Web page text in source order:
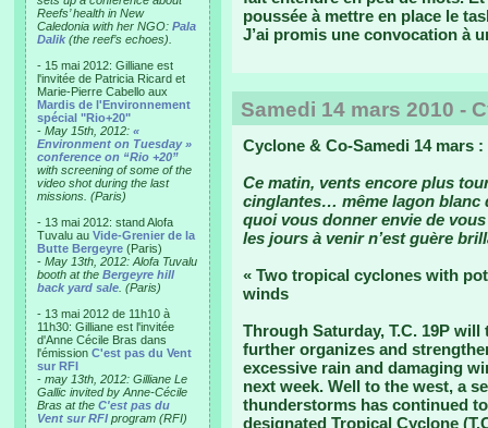
Reefs’ health in New
Caledonia with her NGO: Pala
Dalik (the reef’s echoes).
- 15 mai 2012: Gilliane est
l'invitée de Patricia Ricard et
Marie-Pierre Cabello aux
Mardis de l'Environnement
spécial "Rio+20"
- May 15th, 2012: «
Environment on Tuesday »
conference on “Rio +20”
with screening of some of the
video shot during the last
missions. (Paris)
- 13 mai 2012: stand Alofa
Tuvalu au Vide-Grenier de la
Butte Bergeyre (Paris)
- May 13th, 2012: Alofa Tuvalu
booth at the Bergeyre hill
back yard sale . (Paris)
- 13 mai 2012 de 11h10 à
11h30: Gilliane est l'invitée
d'Anne Cécile Bras dans
l'émission C'est pas du Vent
sur RFI
- may 13th, 2012: Gilliane Le
Gallic invited by Anne-Cécile
Bras at the C'est pas du
Vent sur RFI program (RFI)
poussée à mettre en place le
J’ai promis une convocation à
Samedi 14 mars 2010 -
Cyclone & Co-Samedi 14 mars :
Ce matin, vents encore plus
cinglantes… même lagon blanc
quoi vous donner envie de
les jours à venir n’est guère
« Two tropical cyclones with
winds
Through Saturday, T.C. 19P
further organizes and
excessive rain and damaging
next week. Well to the west, a
thunderstorms has continued
designated Tropical Cyclone